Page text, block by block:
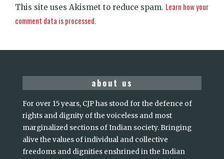
This site uses Akismet to reduce spam. Learn how your
comment data is processed.
about us
For over 15 years, CJP has stood for the defence of
rights and dignity of the voiceless and most
marginalized sections of Indian society. Bringing
alive the values of individual and collective
freedoms and dignities enshrined in the Indian